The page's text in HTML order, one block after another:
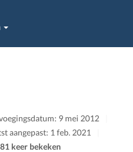
9 mei 2012
aangepast: 1 feb. 2021
keer bekeken